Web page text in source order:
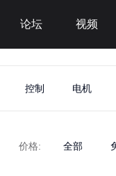
论坛 视频
控制 电机
价格: 全部
全部